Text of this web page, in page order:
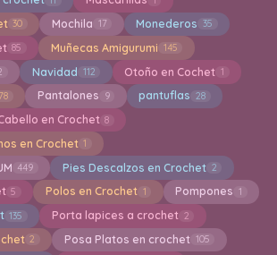
30 Mochila 17 Monederos 35
85 Muñecas Amigurumi 145
Navidad 112 Otoño en Cochet 1
78 Pantalones 9 pantuflas 28
en Crochet 8
en Crochet 1
449 Pies Descalzos en Crochet 2
5 Polos en Crochet 1 Pompones 1
135 Porta lapices a crochet 2
2 Posa Platos en crochet 105